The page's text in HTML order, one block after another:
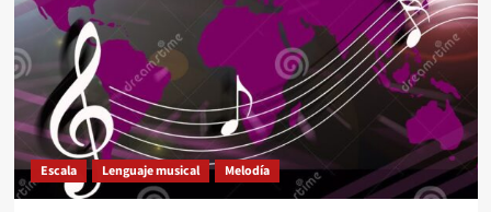
Escala Lenguaje musical Melodía